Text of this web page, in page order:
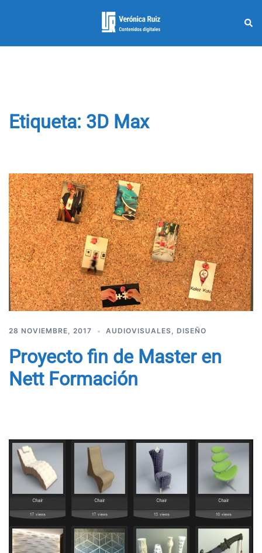
Etiqueta: 3D Max
28 NOVIEMBRE, 2017 AUDIOVISUALES, DISEÑO
Proyecto fin de Master en
Nett Formación